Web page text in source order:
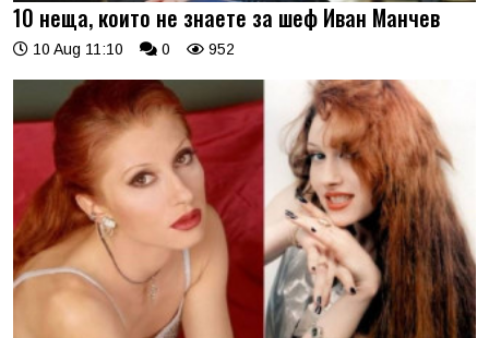
10 неща, които не знаете за шеф Иван Манчев
10 Aug 11:10 0 952